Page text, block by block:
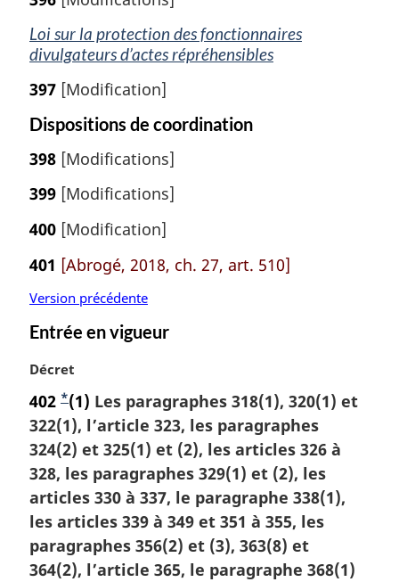
Loi sur la protection des fonctionnaires
divulgateurs d’actes répréhensibles
397 [Modification]
Dispositions de coordination
398 [Modifications]
399 [Modifications]
400 [Modification]
401 [Abrogé, 2018, ch. 27, art. 510]
Version précédente
Entrée en vigueur
N
t
e
m
a
r
g
i
n
a
Décret
402 N
o
t
e
d
e
b
a
*(1) Les paragraphes 318(1), 320(1) et
322(1), l’article 323, les paragraphes
324(2) et 325(1) et (2), les articles 326 à
328, les paragraphes 329(1) et (2), les
articles 330 à 337, le paragraphe 338(1),
les articles 339 à 349 et 351 à 355, les
paragraphes 356(2) et (3), 363(8) et
364(2), l’article 365, le paragraphe 368(1)